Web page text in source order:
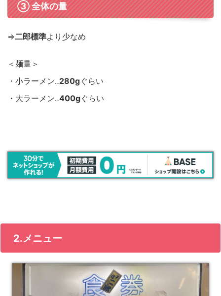
③ 全体の量
⇒二郎標準より少なめ
＜麺量＞
・小ラーメン‥280gぐらい
・大ラーメン‥400gぐらい
2.メニュー